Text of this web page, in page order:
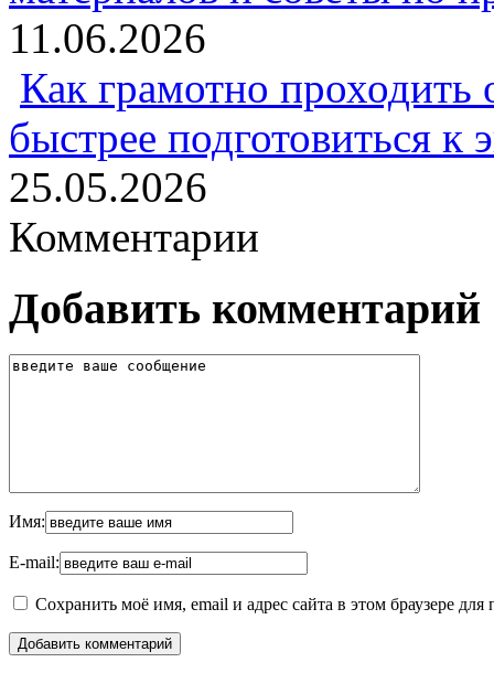
11.06.2026
Как грамотно проходить
быстрее подготовиться к
25.05.2026
Комментарии
Добавить комментарий
Имя:
E-mail:
Сохранить моё имя, email и адрес сайта в этом браузере